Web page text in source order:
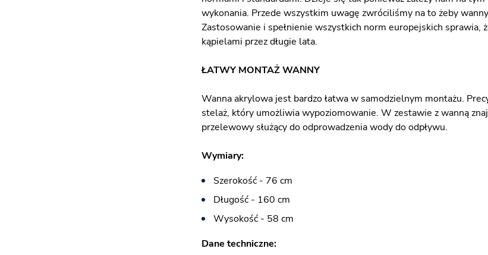
wykonania. Przede wszystkim uwagę zwróciliśmy na to żeby
Zastosowanie i spełnienie wszystkich norm europejskich
kąpielami przez długie lata.
ŁATWY MONTAŻ WANNY
Wanna akrylowa jest bardzo łatwa w samodzielnym montażu.
stelaż, który umożliwia wypoziomowanie. W zestawie z wanną
przelewowy służący do odprowadzenia wody do odpływu.
Wymiary:
Szerokość - 76 cm
Długość - 160 cm
Wysokość - 58 cm
Dane techniczne: